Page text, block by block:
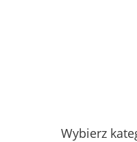
Wybierz